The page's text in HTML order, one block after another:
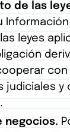
de las
leyes
judiciales y
negocios.